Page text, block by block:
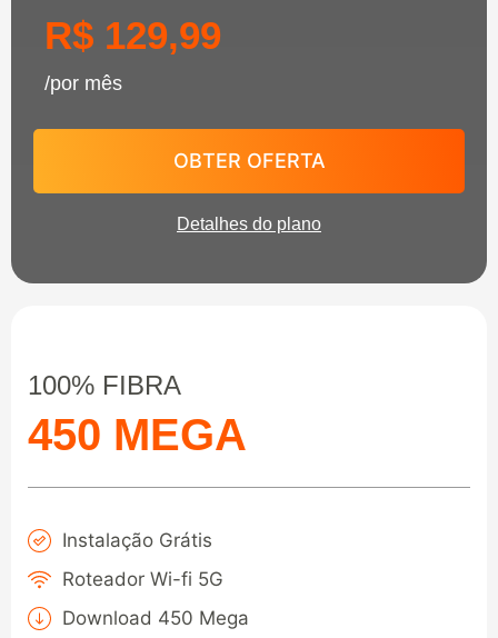
R$ 129,99
/por mês
OBTER OFERTA
Detalhes do plano
100% FIBRA
450 MEGA
Instalação Grátis
Roteador Wi-fi 5G
Download 450 Mega